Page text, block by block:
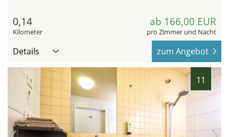
0,14
Kilometer
ab 166,00 EUR
pro Zimmer und Nacht
Details zum Angebot
11